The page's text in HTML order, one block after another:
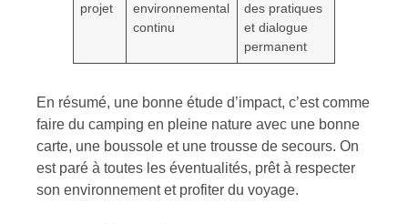
projet
environnemental
continu
des pratiques
et dialogue
permanent
En résumé, une bonne étude d’impact, c’est comme
faire du camping en pleine nature avec une bonne
carte, une boussole et une trousse de secours. On
est paré à toutes les éventualités, prêt à respecter
son environnement et profiter du voyage.